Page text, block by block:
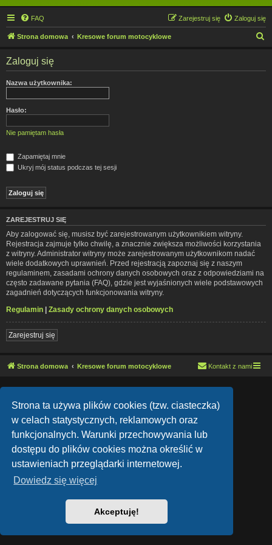
Strona ta używa plików cookies (tzw. ciasteczka)
w celach statystycznych, reklamowych oraz
funkcjonalnych. Warunki przechowywania lub
dostępu do plików cookies można określić w
ustawieniach przeglądarki internetowej.
Dowiedz się więcej
Akceptuję!
FAQ Zaloguj się
Zarejestruj się
Strona domowa Kresowe forum motocyklowe
Zaloguj się
Nazwa użytkownika:
Hasło:
Nie pamiętam hasła
Zapamiętaj mnie
Ukryj mój status podczas tej sesji
ZAREJESTRUJ SIĘ
Aby zalogować się, musisz być zarejestrowanym użytkownikiem witryny.
Rejestracja zajmuje tylko chwilę, a znacznie zwiększa możliwości korzystania
z witryny. Administrator witryny może zarejestrowanym użytkownikom nadać
wiele dodatkowych uprawnień. Przed rejestracją zapoznaj się z naszym
regulaminem, zasadami ochrony danych osobowych oraz z odpowiedziami na
często zadawane pytania (FAQ), gdzie jest wyjaśnionych wiele podstawowych
zagadnień dotyczących funkcjonowania witryny.
Regulamin | Zasady ochrony danych osobowych
Zarejestruj się
Strona domowa Kresowe forum motocyklowe Kontakt z nami
Style Version: 1.1.9
Polski pakiet językowy dostarczaphpBB.pl
Zasady ochrony danych osobowych|Regulamin